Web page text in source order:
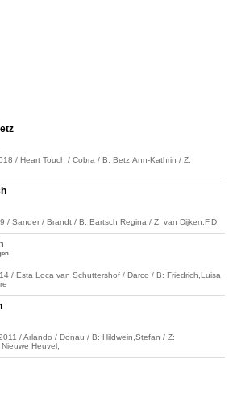
/ Heart Touch / Cobra / B: Betz,Ann-Kathrin / Z:
/ Sander / Brandt / B: Bartsch,Regina / Z: van Dijken,F.D.
/ Esta Loca van Schuttershof / Darco / B: Friedrich,Luisa
/ Arlando / Donau / B: Hildwein,Stefan / Z:
Heuvel,